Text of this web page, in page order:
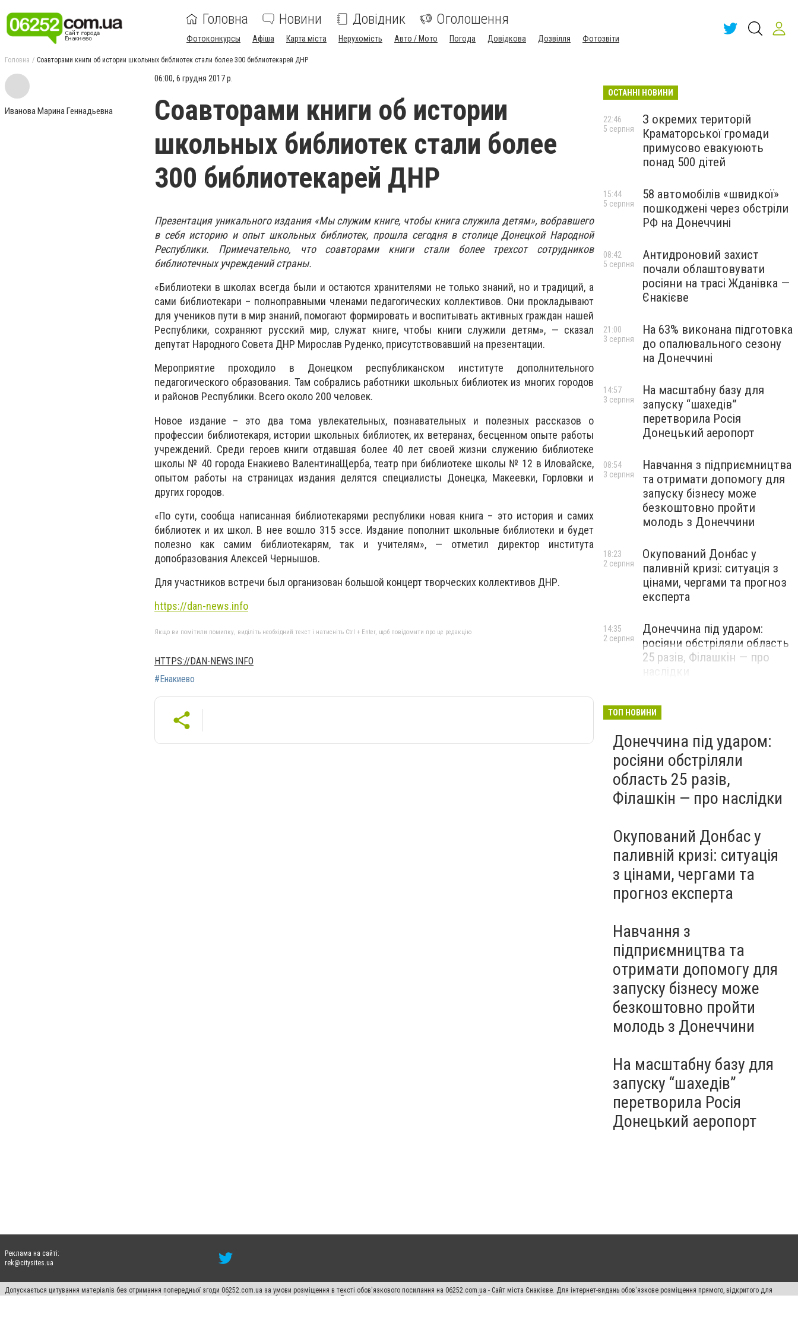
Головна Новини Довідник Оголошення
Фотоконкурсы Афіша Карта міста Нерухомість Авто / Мото Погода Довідкова Дозвілля Фотозвіти
Головна Соавторами книги об истории школьных библиотек стали более 300 библиотекарей ДНР
Иванова Марина Геннадьевна
06:00, 6 грудня 2017 р.
Соавторами книги об истории
школьных библиотек стали более
300 библиотекарей ДНР
Презентация уникального издания «Мы служим книге, чтобы книга служила детям», вобравшего
в себя историю и опыт школьных библиотек, прошла сегодня в столице Донецкой Народной
Республики. Примечательно, что соавторами книги стали более трехсот сотрудников
библиотечных учреждений страны.
«Библиотеки в школах всегда были и остаются хранителями не только знаний, но и традиций, а
сами библиотекари – полноправными членами педагогических коллективов. Они прокладывают
для учеников пути в мир знаний, помогают формировать и воспитывать активных граждан нашей
Республики, сохраняют русский мир, служат книге, чтобы книги служили детям», — сказал
депутат Народного Совета ДНР Мирослав Руденко, присутствовавший на презентации.
Мероприятие проходило в Донецком республиканском институте дополнительного
педагогического образования. Там собрались работники школьных библиотек из многих городов
и районов Республики. Всего около 200 человек.
Новое издание – это два тома увлекательных, познавательных и полезных рассказов о
профессии библиотекаря, истории школьных библиотек, их ветеранах, бесценном опыте работы
учреждений. Среди героев книги отдавшая более 40 лет своей жизни служению библиотеке
школы № 40 города Енакиево ВалентинаЩерба, театр при библиотеке школы № 12 в Иловайске,
опытом работы на страницах издания делятся специалисты Донецка, Макеевки, Горловки и
других городов.
«По сути, сообща написанная библиотекарями республики новая книга – это история и самих
библиотек и их школ. В нее вошло 315 эссе. Издание пополнит школьные библиотеки и будет
полезно как самим библиотекарям, так и учителям», — отметил директор института
допобразования Алексей Чернышов.
Для участников встречи был организован большой концерт творческих коллективов ДНР.
https://dan-news.info
Якщо ви помітили помилку, виділіть необхідний текст і натисніть Ctrl + Enter, щоб повідомити про це редакцію
HTTPS://DAN-NEWS.INFO
#Енакиево
ОСТАННІ НОВИНИ
З окремих територій
Краматорської громади
примусово евакуюють
понад 500 дітей
22:46
5 серпня
58 автомобілів «швидкої»
пошкоджені через обстріли
РФ на Донеччині
15:44
5 серпня
Антидроновий захист
почали облаштовувати
росіяни на трасі Жданівка —
Єнакієве
08:42
5 серпня
На 63% виконана підготовка
до опалювального сезону
на Донеччині
21:00
3 серпня
На масштабну базу для
запуску “шахедів”
перетворила Росія
Донецький аеропорт
14:57
3 серпня
Навчання з підприємництва
та отримати допомогу для
запуску бізнесу може
безкоштовно пройти
молодь з Донеччини
08:54
3 серпня
Окупований Донбас у
паливній кризі: ситуація з
цінами, чергами та прогноз
експерта
18:23
2 серпня
Донеччина під ударом:
росіяни обстріляли область
25 разів, Філашкін — про
14:35
2 серпня
ТОП НОВИНИ
Донеччина під ударом:
росіяни обстріляли
область 25 разів,
Філашкін — про наслідки
Окупований Донбас у
паливній кризі: ситуація
з цінами, чергами та
прогноз експерта
Навчання з
підприємництва та
отримати допомогу для
запуску бізнесу може
безкоштовно пройти
молодь з Донеччини
На масштабну базу для
запуску “шахедів”
перетворила Росія
Донецький аеропорт
Реклама на сайті:
rek@citysites.ua
Допускається цитування матеріалів без отримання попередньої згоди 06252.com.ua за умови розміщення в тексті обов'язкового посилання на 06252.com.ua - Сайт міста Єнакієве. Для інтернет-видань обов'язкове розміщення прямого, відкритого для
пошукових систем гіперпосилання на цитовані статті не нижче другого абзацу в тексті або в якості джерела. Порушення виняткових прав переслідується Законом.